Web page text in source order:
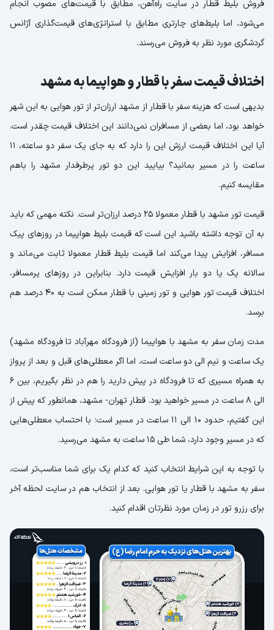
فروش بلیط قطار در سایت راه‌آهن، مطابق با قیمت‌های مصوب انجام
می‌شود، اما بلیط‌های چارتری مطابق با استراتژی‌های قیمت‌گذاری آژانس
گردشگری مورد نظر به فروش می‌رسند.
اختلاف قیمت سفر با قطار و هواپیما به مشهد
بدیهی است که هزینه سفر با قطار از مشهد ارزان‌تر از تور هوایی به این شهر
خواهد بود، اما بعضی از مسافران نمی‌دانند این اختلاف قیمت چقدر است.
آیا این اختلاف قیمت ارزش این را دارد که به جای یک سفر دو ساعته، ۱۱
ساعت را در مسیر بمانید؟ بیایید این دو تور پرطرفدار مشهد را باهم
مقایسه کنیم.
قیمت تور مشهد با قطار معمولا 25 درصد ارزان‌تر است. نکته مهمی که باید
به آن توجه داشته باشید این است که قیمت بلیط هواپیما در روزهای پیک
مسافر، افزایش پیدا می‌کند اما قیمت بلیط قطار معمولا ثابت می‌ماند و
سالانه یک یا دو بار افزایش قیمت دارد. بنابراین در روزهای پرمسافر،
اختلاف قیمت تور هوایی و تور زمینی با قطار ممکن است به ۴۰ درصد هم
برسد.
مدت زمان سفر به مشهد با هواپیما (از فرودگاه مهرآباد تا فرودگاه مشهد)
یک ساعت و نیم الی دو ساعت است، اما اگر معطلی‌های قبل و بعد از پرواز
به همراه مسیری که تا فرودگاه در پیش دارید را هم در نظر بگیریم، بین ۶
الی ۸ ساعت در مسیر خواهید بود. قطار تهران- مشهد، همانطور که پیش از
این گفتیم، حدود ۱۰ الی ۱۱ ساعت در مسیر است؛ با احتساب معطلی‌هایی
که در مسیر وجود دارد،‌ شما طی ۱۵ ساعت به مشهد می‌رسید.
با توجه به این شرایط انتخاب کنید که کدام یک برای شما مناسب‌تر است،
سفر به مشهد با قطار یا تور هوایی. بعد از انتخاب هم در سایت لحظه آخر
برای رزرو تور در زمان مورد نظرتان اقدام کنید.